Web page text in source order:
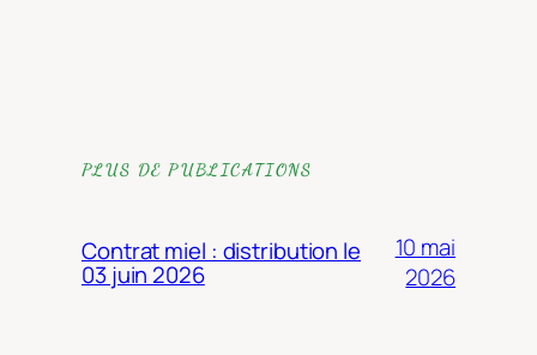
PLUS DE PUBLICATIONS
Contrat miel : distribution le
03 juin 2026
10 mai
2026